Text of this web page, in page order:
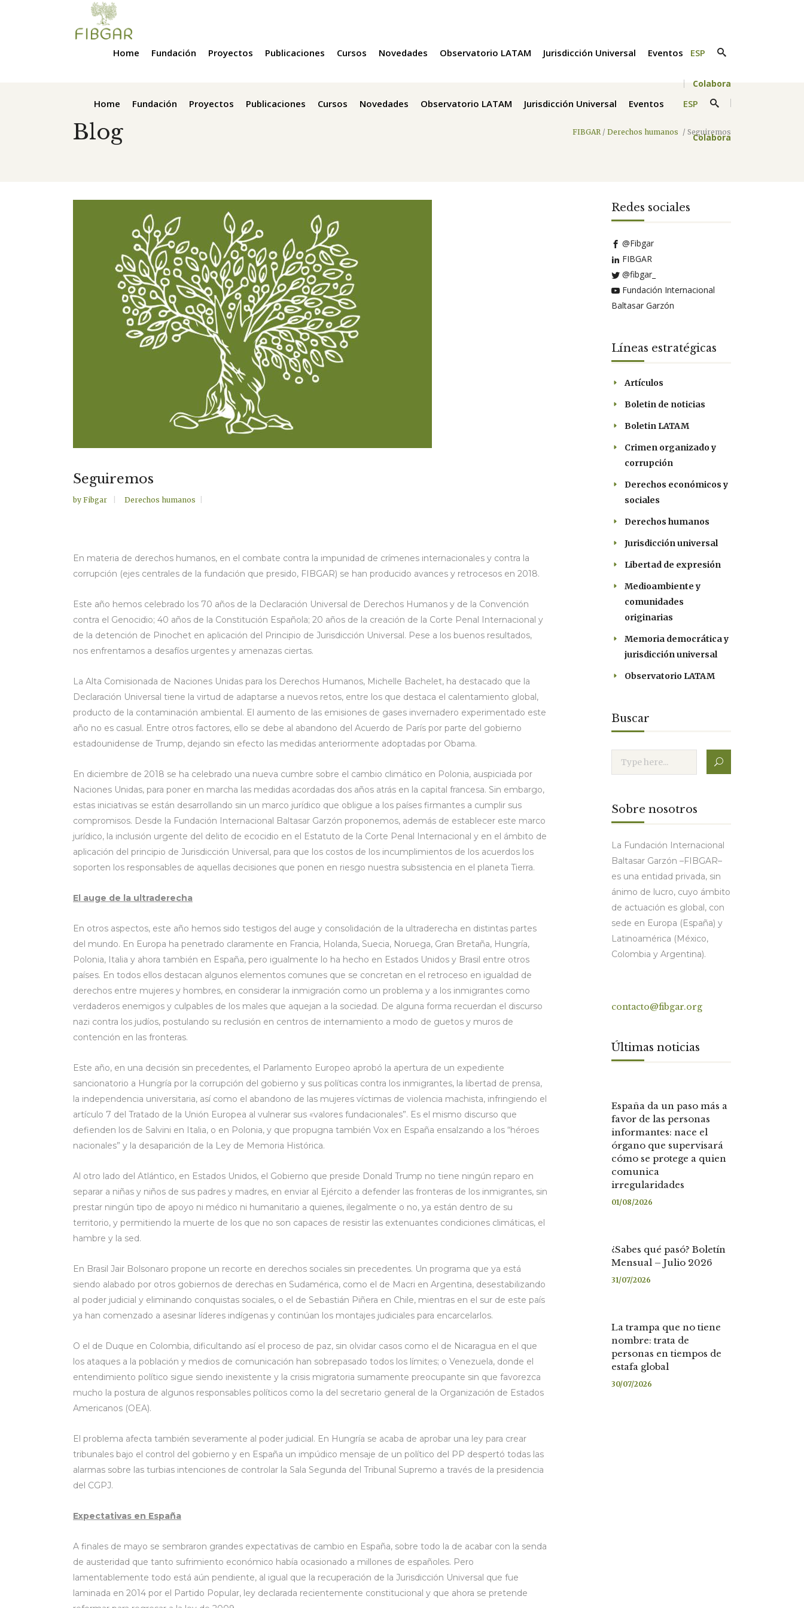
Home Fundación Proyectos Publicaciones Cursos Novedades Observatorio LATAM Jurisdicción Universal Eventos ESP
Colabora
Home Fundación Proyectos Publicaciones Cursos Novedades Observatorio LATAM Jurisdicción Universal Eventos ESP
Colabora
Blog FIBGAR / Derechos humanos / Seguiremos
Seguiremos
by Fibgar Derechos humanos
En materia de derechos humanos, en el combate contra la impunidad de crímenes internacionales y contra la
corrupción (ejes centrales de la fundación que presido, FIBGAR) se han producido avances y retrocesos en 2018.
Este año hemos celebrado los 70 años de la Declaración Universal de Derechos Humanos y de la Convención
contra el Genocidio; 40 años de la Constitución Española; 20 años de la creación de la Corte Penal Internacional y
de la detención de Pinochet en aplicación del Principio de Jurisdicción Universal. Pese a los buenos resultados,
nos enfrentamos a desafíos urgentes y amenazas ciertas.
La Alta Comisionada de Naciones Unidas para los Derechos Humanos, Michelle Bachelet, ha destacado que la
Declaración Universal tiene la virtud de adaptarse a nuevos retos, entre los que destaca el calentamiento global,
producto de la contaminación ambiental. El aumento de las emisiones de gases invernadero experimentado este
año no es casual. Entre otros factores, ello se debe al abandono del Acuerdo de París por parte del gobierno
estadounidense de Trump, dejando sin efecto las medidas anteriormente adoptadas por Obama.
En diciembre de 2018 se ha celebrado una nueva cumbre sobre el cambio climático en Polonia, auspiciada por
Naciones Unidas, para poner en marcha las medidas acordadas dos años atrás en la capital francesa. Sin embargo,
estas iniciativas se están desarrollando sin un marco jurídico que obligue a los países firmantes a cumplir sus
compromisos. Desde la Fundación Internacional Baltasar Garzón proponemos, además de establecer este marco
jurídico, la inclusión urgente del delito de ecocidio en el Estatuto de la Corte Penal Internacional y en el ámbito de
aplicación del principio de Jurisdicción Universal, para que los costos de los incumplimientos de los acuerdos los
soporten los responsables de aquellas decisiones que ponen en riesgo nuestra subsistencia en el planeta Tierra.
El auge de la ultraderecha
En otros aspectos, este año hemos sido testigos del auge y consolidación de la ultraderecha en distintas partes
del mundo. En Europa ha penetrado claramente en Francia, Holanda, Suecia, Noruega, Gran Bretaña, Hungría,
Polonia, Italia y ahora también en España, pero igualmente lo ha hecho en Estados Unidos y Brasil entre otros
países. En todos ellos destacan algunos elementos comunes que se concretan en el retroceso en igualdad de
derechos entre mujeres y hombres, en considerar la inmigración como un problema y a los inmigrantes como
verdaderos enemigos y culpables de los males que aquejan a la sociedad. De alguna forma recuerdan el discurso
nazi contra los judíos, postulando su reclusión en centros de internamiento a modo de guetos y muros de
contención en las fronteras.
Este año, en una decisión sin precedentes, el Parlamento Europeo aprobó la apertura de un expediente
sancionatorio a Hungría por la corrupción del gobierno y sus políticas contra los inmigrantes, la libertad de prensa,
la independencia universitaria, así como el abandono de las mujeres víctimas de violencia machista, infringiendo el
artículo 7 del Tratado de la Unión Europea al vulnerar sus «valores fundacionales”. Es el mismo discurso que
defienden los de Salvini en Italia, o en Polonia, y que propugna también Vox en España ensalzando a los “héroes
nacionales” y la desaparición de la Ley de Memoria Histórica.
Al otro lado del Atlántico, en Estados Unidos, el Gobierno que preside Donald Trump no tiene ningún reparo en
separar a niñas y niños de sus padres y madres, en enviar al Ejército a defender las fronteras de los inmigrantes, sin
prestar ningún tipo de apoyo ni médico ni humanitario a quienes, ilegalmente o no, ya están dentro de su
territorio, y permitiendo la muerte de los que no son capaces de resistir las extenuantes condiciones climáticas, el
hambre y la sed.
En Brasil Jair Bolsonaro propone un recorte en derechos sociales sin precedentes. Un programa que ya está
siendo alabado por otros gobiernos de derechas en Sudamérica, como el de Macri en Argentina, desestabilizando
al poder judicial y eliminando conquistas sociales, o el de Sebastián Piñera en Chile, mientras en el sur de este país
ya han comenzado a asesinar líderes indígenas y continúan los montajes judiciales para encarcelarlos.
O el de Duque en Colombia, dificultando así el proceso de paz, sin olvidar casos como el de Nicaragua en el que
los ataques a la población y medios de comunicación han sobrepasado todos los límites; o Venezuela, donde el
entendimiento político sigue siendo inexistente y la crisis migratoria sumamente preocupante sin que favorezca
mucho la postura de algunos responsables políticos como la del secretario general de la Organización de Estados
Americanos (OEA).
El problema afecta también severamente al poder judicial. En Hungría se acaba de aprobar una ley para crear
tribunales bajo el control del gobierno y en España un impúdico mensaje de un político del PP despertó todas las
alarmas sobre las turbias intenciones de controlar la Sala Segunda del Tribunal Supremo a través de la presidencia
del CGPJ.
Expectativas en España
A finales de mayo se sembraron grandes expectativas de cambio en España, sobre todo la de acabar con la senda
de austeridad que tanto sufrimiento económico había ocasionado a millones de españoles. Pero
lamentablemente todo está aún pendiente, al igual que la recuperación de la Jurisdicción Universal que fue
laminada en 2014 por el Partido Popular, ley declarada recientemente constitucional y que ahora se pretende
Redes sociales
@Fibgar
FIBGAR
@fibgar_
Fundación Internacional
Baltasar Garzón
Líneas estratégicas
Artículos
Boletin de noticias
Boletin LATAM
Crimen organizado y
corrupción
Derechos económicos y
sociales
Derechos humanos
Jurisdicción universal
Libertad de expresión
Medioambiente y
comunidades
originarias
Memoria democrática y
jurisdicción universal
Observatorio LATAM
Buscar
Sobre nosotros
La Fundación Internacional
Baltasar Garzón –FIBGAR–
es una entidad privada, sin
ánimo de lucro, cuyo ámbito
de actuación es global, con
sede en Europa (España) y
Latinoamérica (México,
Colombia y Argentina).
contacto@fibgar.org
Últimas noticias
España da un paso más a
favor de las personas
informantes: nace el
órgano que supervisará
cómo se protege a quien
comunica
irregularidades
01/08/2026
¿Sabes qué pasó? Boletín
Mensual – Julio 2026
31/07/2026
La trampa que no tiene
nombre: trata de
personas en tiempos de
estafa global
30/07/2026